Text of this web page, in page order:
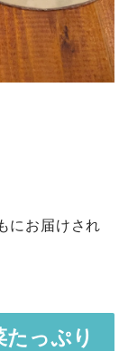
にお届けされ
っぷり